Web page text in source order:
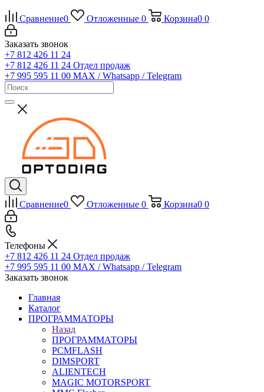
Сравнение0 Отложенные 0 Корзина0 0
Заказать звонок
+7 812 426 11 24
+7 812 426 11 24 Отдел продаж
+7 995 595 11 00 MAX / Whatsapp / Telegram
Сравнение0 Отложенные 0 Корзина0 0
Телефоны
+7 812 426 11 24 Отдел продаж
+7 995 595 11 00 MAX / Whatsapp / Telegram
Заказать звонок
Главная
Каталог
ПРОГРАММАТОРЫ
Назад
ПРОГРАММАТОРЫ
PCMFLASH
DIMSPORT
ALIENTECH
MAGIC MOTORSPORT